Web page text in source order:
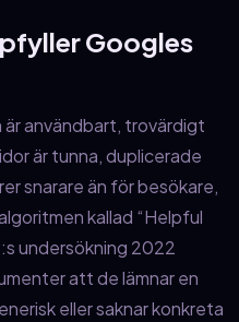
Googles
är användbart, trovärdigt
är tunna, duplicerade
snarare än för besökare,
kallad “Helpful
undersökning 2022
att de lämnar en
eller saknar konkreta